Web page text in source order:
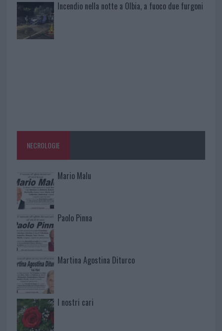
Incendio nella notte a Olbia, a fuoco due furgoni
NECROLOGIE
Mario Malu
Paolo Pinna
Martina Agostina Diturco
I nostri cari